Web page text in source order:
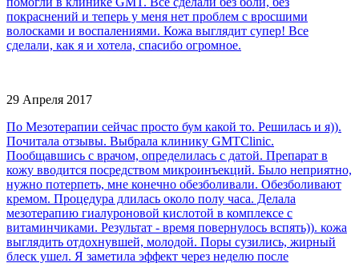
покраснений и теперь у меня нет проблем с вросшими
волосками и воспалениями. Кожа выглядит супер! Все
сделали, как я и хотела, спасибо огромное.
29 Апреля 2017
По Мезотерапии сейчас просто бум какой то. Решилась и я)).
Почитала отзывы. Выбрала клинику GMTClinic.
Пообщавшись с врачом, определилась с датой. Препарат в
кожу вводится посредством микроинъекций. Было неприятно,
нужно потерпеть, мне конечно обезболивали. Обезболивают
кремом. Процедура длилась около полу часа. Делала
мезотерапию гиалуроновой кислотой в комплексе с
витаминчиками. Результат - время повернулось вспять)). кожа
выглядить отдохнувшей, молодой. Поры сузились, жирный
блеск ушел. Я заметила эффект через неделю после